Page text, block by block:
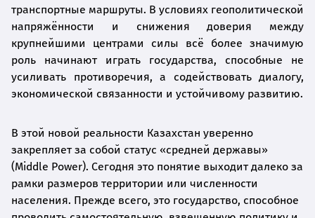
транспортные маршруты. В условиях геополитической
напряжённости и снижения доверия между
крупнейшими центрами силы всё более значимую
роль начинают играть государства, способные не
усиливать противоречия, а содействовать диалогу,
экономической связанности и устойчивому развитию.
В этой новой реальности Казахстан уверенно
закрепляет за собой статус «средней державы»
(Middle Power). Сегодня это понятие выходит далеко за
рамки размеров территории или численности
населения. Прежде всего, это государство, способное